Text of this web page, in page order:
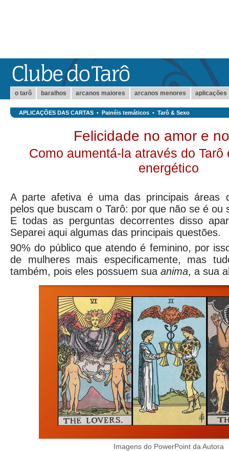
o tarô baralhos arcanos maiores arcanos menores aplicações
APLICAÇÕES DAS CARTAS • Painéis temáticos • Tarô & Sexo
Felicidade no amor e
Como aumentá-la através do
energético
A parte afetiva é uma das principais áreas
pelos que buscam o Tarô: por que não se é ou
E todas as perguntas decorrentes disso
Separei aqui algumas das principais questões.
90% do público que atendo é feminino, por
de mulheres mais especificamente, mas
também, pois eles possuem sua anima, a sua
Imagens do PowerPoint da Autora